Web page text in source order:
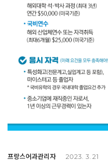
프랑스어과관리자 2023. 3. 21